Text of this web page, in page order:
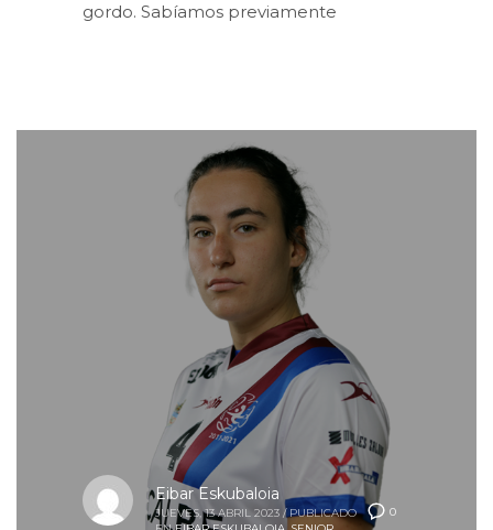
gordo. Sabíamos previamente
0
Eibar Eskubaloia
JUEVES, 13 ABRIL 2023 / PUBLICADO